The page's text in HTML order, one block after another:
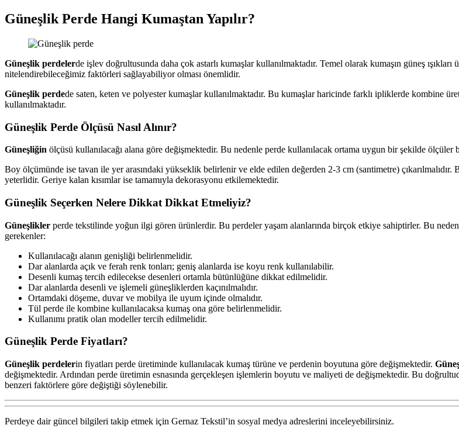
Güneşlik Perde Hangi Kumaştan Yapılır?
Güneşlik perdelerde işlev doğrultusunda daha çok astarlı kumaşlar kullanılmaktadır. Temel olarak kumaşın güneş
nitelendirebileceğimiz faktörleri sağlayabiliyor olması önemlidir.
Güneşlik perdede saten, keten ve polyester kumaşlar kullanılmaktadır. Bu kumaşlar haricinde farklı ipliklerde kombine
kullanılmaktadır.
Güneşlik Perde Ölçüsü Nasıl Alınır?
Güneşliğin ölçüsü kullanılacağı alana göre değişmektedir. Bu nedenle perde kullanılacak ortama uygun bir şekilde ölçüler
Boy ölçümünde ise tavan ile yer arasındaki yükseklik belirlenir ve elde edilen değerden 2-3 cm (santimetre)
yeterlidir. Geriye kalan kısımlar ise tamamıyla dekorasyonu etkilemektedir.
Güneşlik Seçerken Nelere Dikkat Dikkat Etmeliyiz?
Güneşlikler perde tekstilinde yoğun ilgi gören ürünlerdir. Bu perdeler yaşam alanlarında birçok etkiye sahiptirler. Bu
gerekenler:
Kullanılacağı alanın genişliği belirlenmelidir.
Dar alanlarda açık ve ferah renk tonları; geniş alanlarda ise koyu renk kullanılabilir.
Desenli kumaş tercih edilecekse desenleri ortamla bütünlüğüne dikkat edilmelidir.
Dar alanlarda desenli ve işlemeli güneşliklerden kaçınılmalıdır.
Ortamdaki döşeme, duvar ve mobilya ile uyum içinde olmalıdır.
Tül perde ile kombine kullanılacaksa kumaş ona göre belirlenmelidir.
Kullanımı pratik olan modeller tercih edilmelidir.
Güneşlik Perde Fiyatları?
Güneşlik perdelerin fiyatları perde üretiminde kullanılacak kumaş türüne ve perdenin boyutuna göre değişmektedir.
değişmektedir. Ardından perde üretimin esnasında gerçekleşen işlemlerin boyutu ve maliyeti de değişmektedir. Bu
benzeri faktörlere göre değiştiği söylenebilir.
Perdeye dair güncel bilgileri takip etmek için Gernaz Tekstil’in sosyal medya adreslerini inceleyebilirsiniz.